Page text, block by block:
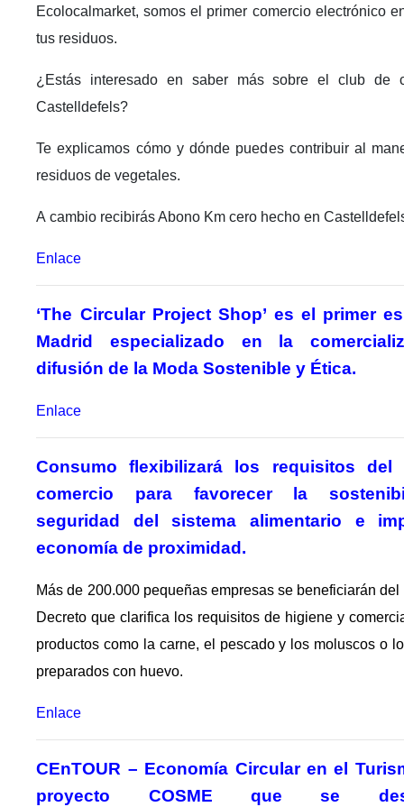
Ecolocalmarket, somos el primer comercio electrónico
tus residuos.
¿ Estás interesado en saber más sobre el club de
Castelldefels?
Te explicamos cómo y dónde puedes contribuir al
residuos de vegetales.
A cambio recibirás Abono Km cero hecho en
Enlace
‘The Circular Project Shop’ es el primer
Madrid especializado en la
difusión de la Moda Sostenible y Ética.
Enlace
Consumo flexibilizará los requisitos del
comercio para favorecer la
seguridad del sistema alimentario e
economía de proximidad.
Más de 200.000 pequeñas empresas se beneficiarán
Decreto que clarifica los requisitos de higiene y
productos como la carne, el pescado y los moluscos o
preparados con huevo.
Enlace
CEnTOUR – Economía Circular en el
proyecto COSME que se